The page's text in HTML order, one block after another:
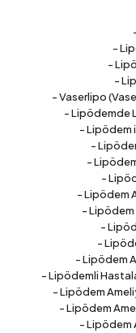
-
-
-
- Vaserlipo
- Lipödemde
- Lipödem
-
-
-
- Lipödem
- Lipödem
-
-
- Lipödem
- Lipödemli
- Lipödem
- Lipödem
- Lipödem